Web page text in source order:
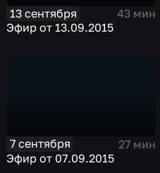
13 сентября
43 мин
Эфир от 13.09.2015
7 сентября
27 мин
Эфир от 07.09.2015